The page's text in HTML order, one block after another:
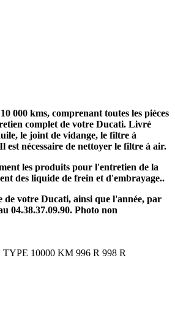
000 kms, comprenant toutes les pièces
complet de votre Ducati. Livré
le joint de vidange, le filtre à
est nécessaire de nettoyer le filtre à air.
les produits pour l'entretien de la
des liquide de frein et d'embrayage..
de votre Ducati, ainsi que l'année, par
04.38.37.09.90. Photo non
10000 KM 996 R 998 R